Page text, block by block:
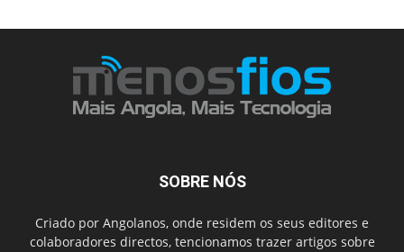
SOBRE NÓS
Criado por Angolanos, onde residem os seus editores e
colaboradores directos, tencionamos trazer artigos sobre